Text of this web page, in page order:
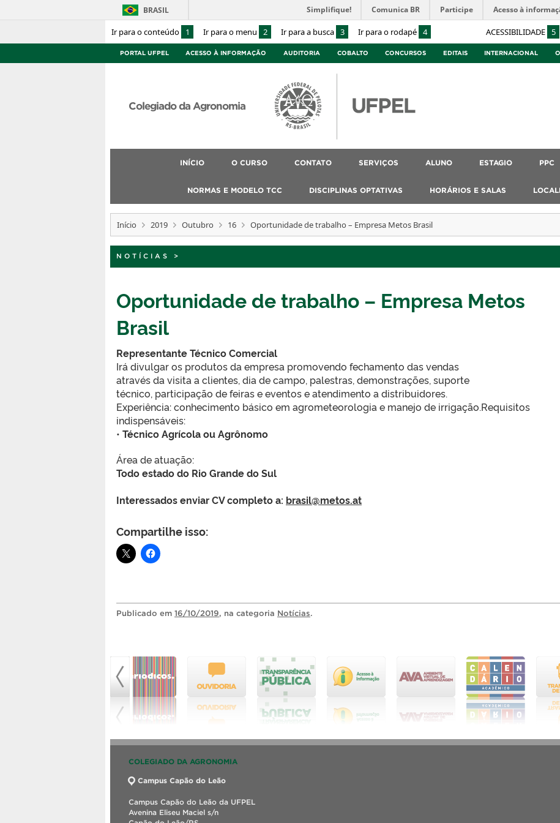
Ir para o conteúdo 1 Ir para o menu 2 Ir para a busca 3 Ir para o rodapé 4 ACESSIBILIDADE 5
BRASIL Simplifique! Comunica BR Participe Acesso à
PORTAL UFPEL ACESSO À INFORMAÇÃO AUDITORIA COBALTO CONCURSOS EDITAIS INTERNACIONAL
Colegiado da Agronomia
INÍCIO O CURSO CONTATO SERVIÇOS ALUNO ESTAGIO PPC
NORMAS E MODELO TCC DISCIPLINAS OPTATIVAS HORÁRIOS E SALAS
Início 2019 Outubro 16 Oportunidade de trabalho – Empresa Metos Brasil
NOTÍCIAS >
Oportunidade de trabalho – Empresa Metos
Brasil
Representante Técnico Comercial
Irá divulgar os produtos da empresa promovendo fechamento das vendas
através da visita a clientes, dia de campo, palestras, demonstrações, suporte
técnico, participação de feiras e eventos e atendimento a distribuidores.
Experiência: conhecimento básico em agrometeorologia e manejo de irrigação.Requisitos
indispensáveis:
• Técnico Agrícola ou Agrônomo
Área de atuação:
Todo estado do Rio Grande do Sul
Interessados enviar CV completo a: brasil@metos.at
Compartilhe isso:
Publicado em 16/10/2019, na categoria Notícias.
COLEGIADO DA AGRONOMIA
Campus Capão do Leão
Campus Capão do Leão da UFPEL
Avenina Eliseu Maciel s/n